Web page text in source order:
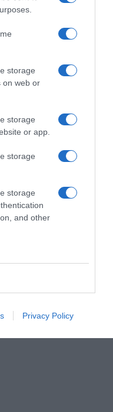
storage
on web or
storage
or app.
storage
storage
and other
Privacy Policy
ειδήσεις